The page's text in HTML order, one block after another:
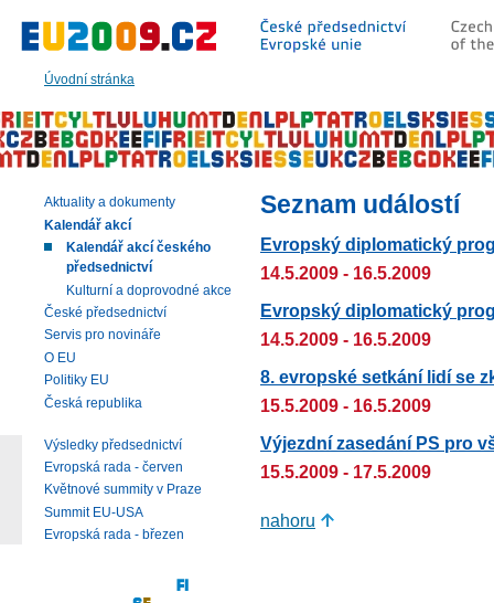
Úvodní stránka
hlavní
|
navigaci
|
vyhledávání
Seznam událostí
Evropský diplomatický
14.5.2009 - 16.5.2009
Evropský diplomatický
14.5.2009 - 16.5.2009
8. evropské setkání lidí se
15.5.2009 - 16.5.2009
Výjezdní zasedání PS pro
15.5.2009 - 17.5.2009
nahoru
Aktuality a dokumenty
Kalendář akcí
Kalendář akcí českého
předsednictví
Kulturní a doprovodné akce
České předsednictví
Servis pro novináře
O EU
Politiky EU
Česká republika
Výsledky předsednictví
Evropská rada - červen
Květnové summity v Praze
Summit EU-USA
Evropská rada - březen